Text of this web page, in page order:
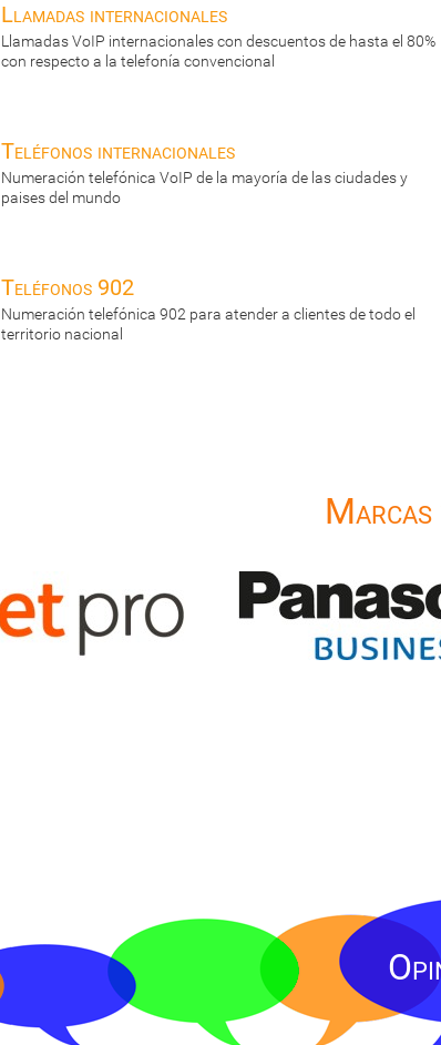
Llamadas internacionales
Llamadas VoIP internacionales con descuentos de hasta el 80%
con respecto a la telefonía convencional
Teléfonos internacionales
Numeración telefónica VoIP de la mayoría de las ciudades y
paises del mundo
Teléfonos 902
Numeración telefónica 902 para atender a clientes de todo el
territorio nacional